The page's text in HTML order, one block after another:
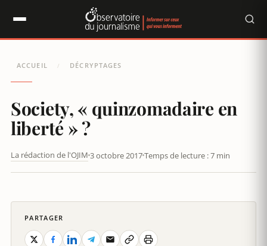
ACCUEIL / DÉCRYPTAGES
Society, « quinzomadaire en
liberté » ?
La rédaction de l'OJIM 3 octobre 2017Temps de lecture : 7 min
PARTAGER
Panneau de gestion des cookies